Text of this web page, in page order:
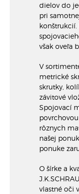
dielov do
pri
však oveľa
V
metrické
skrutky,
závitové
Spojovací
rôznych
našej
ponuke
O šírke a
vlastné oči